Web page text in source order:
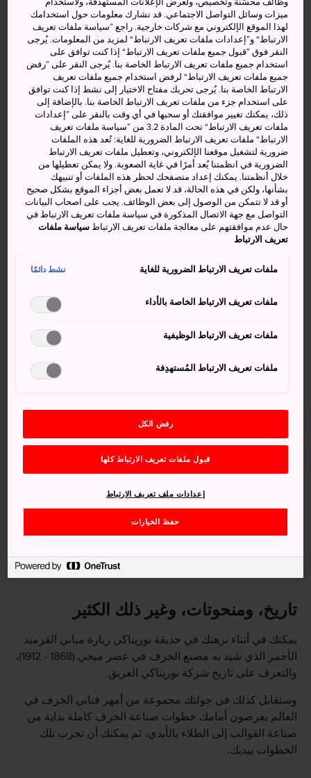
حقائق سريعة
تأسس مصنع نوريتاكي للخزف عام 1904، وهو أحد أفخم
مصانع الخزف في العالم
أنشئت حديقة نوريتاكي عام 2001
يمكنك تجربة مهاراتك في رسم قطعة فنية في واحدة من
ورش المصنع الشهيرة
كيفية الوصول
يمكن الوصول إلى حديقة نوريتاكي بسهولة عبر العديد من
خطوط القطارات المحلية.
هيغاشياما، إذ تقع الحديقة على بُعد بضع دقائق سيرًا من المحطة.
، فتقع الحديقة على بُعد 15 دقيقة سيرًا
على الأقدام، ويمكنك أيضًا الوصول إليها على متن حافلة ميغورو
تاريخ، ومنحوتات، وغير ذلك الكثير
يمكنك في أثناء نزهتك في حديقة نوريتاكي زيارة مباني القرميد
الأحمر الذي شيد به مصنع الخزف في عصر ميجي (1868 - 1912)،
والتعرف على تاريخ شركة نوريتاكي العريق.
وستقابل كذلك في جولتك مجموعة من أمهر فناني الخزف في
العالم يعرضون أمامك خطوات صناعة الخزف كاملة بداية من
صناعة القوالب إلى الطلاء بالأيدي، ثم يمكنك أن تجرب تلك
الخطوات بيديك.
ميزات وسائل التواصل الاجتماعي. قد نشارك معلومات حول استخدامك
لهذا الموقع الإلكتروني مع شركات خارجية. راجع ”سياسة ملفات تعريف
الارتباط“ و”إعدادات ملفات تعريف الارتباط“ لمزيد من المعلومات. يُرجى
النقر فوق ”قبول جميع ملفات تعريف الارتباط“ إذا كنت توافق على
استخدام جميع ملفات تعريف الارتباط الخاصة بنا. يُرجى النقر على ”رفض
جميع ملفات تعريف الارتباط“ لرفض استخدام جميع ملفات تعريف
الارتباط الخاصة بنا. يُرجى تحريك مفتاح الاختيار إلى نشط إذا كنت توافق
على استخدام جزء من ملفات تعريف الارتباط الخاصة بنا. بالإضافة إلى
ذلك، يمكنك تغيير موافقتك أو سحبها في أي وقت بالنقر على ”إعدادات
ملفات تعريف الارتباط“ تحت المادة 3.2 من ”سياسة ملفات تعريف
الارتباط“ ملفات تعريف الارتباط الضرورية للغاية: تُعد هذه الملفات
ضرورية لتشغيل موقعنا الإلكتروني، وتعطيل ملفات تعريف الارتباط
الضرورية في انظمتنا يُعد أمرًا في غاية الصعوبة. ولا يمكن تعطيلها من
خلال أنظمتنا. يمكنك إعداد متصفحك لحظر هذه الملفات أو تنبيهك
بشأنها، ولكن في هذه الحالة، قد لا تعمل بعض أجزاء الموقع بشكل صحيح
أو قد لا تتمكن من الوصول إلى بعض الوظائف. يجب على اصحاب البيانات
التواصل مع جهة الاتصال المذكورة في سياسة ملفات تعريف الارتباط في
حال عدم موافقتهم على معالجة ملفات تعريف الارتباطسياسة ملفات
تعريف الارتباط
ملفات تعريف الارتباط الضرورية للغاية نشط دائمًا
ملفات تعريف الارتباط الخاصة بالأداء
ملفات تعريف الارتباط الوظيفية
ملفات تعريف الارتباط المُستهدِفة
رفض الكل
قبول ملفات تعريف الارتباط كلها
حفظ الخيارات
إعدادات ملف تعريف الارتباط